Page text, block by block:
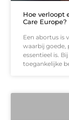
Hoe verloopt
Care Europe?
Een abortus is
waarbij goede,
essentieel is.
toegankelijke